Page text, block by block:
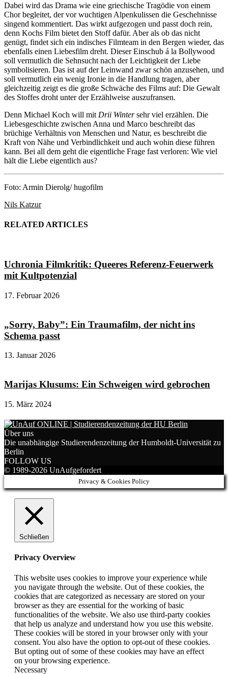
Dabei wird das Drama wie eine griechische Tragödie von einem
Chor begleitet, der vor wuchtigen Alpenkulissen die Geschehnisse
singend kommentiert. Das wirkt aufgezogen und passt doch rein,
denn Kochs Film bietet den Stoff dafür. Aber als ob das nicht
genügt, findet sich ein indisches Filmteam in den Bergen wieder, das
ebenfalls einen Liebesfilm dreht. Dieser Einschub á la Bollywood
soll vermutlich die Sehnsucht nach der Leichtigkeit der Liebe
symbolisieren. Das ist auf der Leinwand zwar schön anzusehen, und
soll vermutlich ein wenig Ironie in die Handlung tragen, aber
gleichzeitig zeigt es die große Schwäche des Films auf: Die Gewalt
des Stoffes droht unter der Erzählweise auszufransen.
Denn Michael Koch will mit Drii Wintersehr viel erzählen. Die
Liebesgeschichte zwischen Anna und Marco beschreibt das
brüchige Verhältnis von Menschen und Natur, es beschreibt die
Kraft von Nähe und Verbindlichkeit und auch wohin diese führen
kann. Bei all dem geht die eigentliche Frage fast verloren: Wie viel
hält die Liebe eigentlich aus?
Foto: Armin Dierolg/ hugofilm
Nils Katzur
RELATED ARTICLES
Uchronia Filmkritik: Queeres Referenz-Feuerwerk
mit Kultpotenzial
17. Februar 2026
„Sorry, Baby”: Ein Traumafilm, der nicht ins
Schema passt
13. Januar 2026
Marijas Klusums: Ein Schweigen wird gebrochen
15. März 2024
Über uns
Die unabhängige Studierendenzeitung der Humboldt-Universität zu
Berlin
FOLLOW US
© 1989-2026 UnAufgefordert
Privacy & Cookies Policy
Schließen
Privacy Overview
This website uses cookies to improve your experience while
you navigate through the website. Out of these cookies, the
cookies that are categorized as necessary are stored on your
browser as they are essential for the working of basic
functionalities of the website. We also use third-party cookies
that help us analyze and understand how you use this website.
These cookies will be stored in your browser only with your
consent. You also have the option to opt-out of these cookies.
But opting out of some of these cookies may have an effect
on your browsing experience.
Necessary